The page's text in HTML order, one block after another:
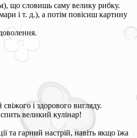
що словишь саму велику рибку.
і т. д.), а потім повісиш картину
і здорового вигляду.
великий кулінар!
та гарний настрій, навіть якщо їжа